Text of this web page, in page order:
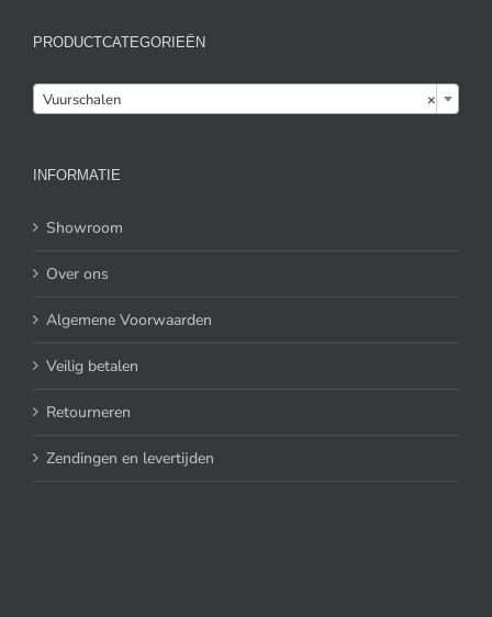
PRODUCTCATEGORIEËN
×
Vuurschalen
INFORMATIE
Showroom
Over ons
Algemene Voorwaarden
Veilig betalen
Retourneren
Zendingen en levertijden